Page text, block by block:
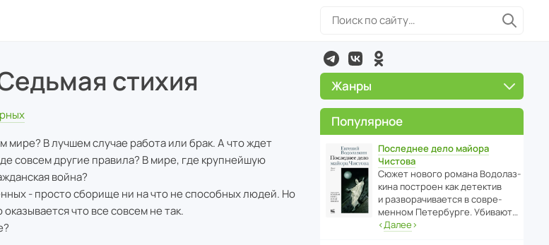
стихия
мире? В лучшем случае работа или брак. А что ждет
совсем другие правила? В мире, где крупнейшую
война?
- просто сборище ни на что не способных людей. Но
что все совсем не так.
Жанры
Популярное
Последнее дело майора
Чистова
Сюжет нового романа Водо­ла­з­
кина пост­роен как дете­ктив
и разво­ра­чи­ва­ется в совре­
менном Пете­р­бурге. Убивают…
‹Далее›